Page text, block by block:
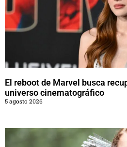
El reboot de Marvel busca
universo cinematográfico
5 agosto 2026